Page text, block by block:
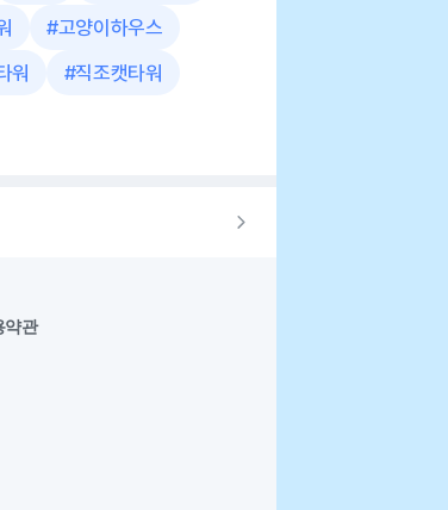
#고양이하우스
워 #직조캣타워
약관